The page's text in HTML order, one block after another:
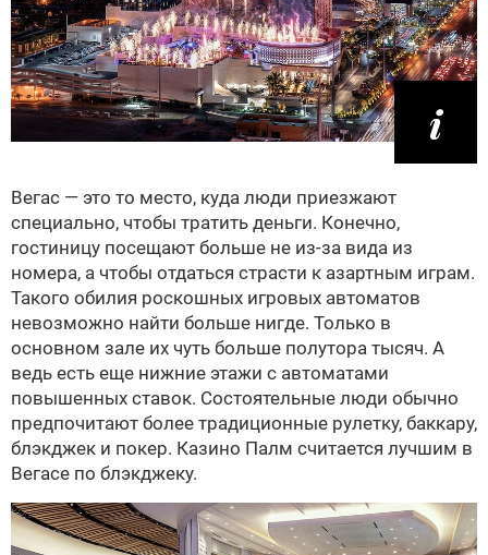
Вегас — это то место, куда люди приезжают
специально, чтобы тратить деньги. Конечно,
гостиницу посещают больше не из-за вида из
номера, а чтобы отдаться страсти к азартным играм.
Такого обилия роскошных игровых автоматов
невозможно найти больше нигде. Только в
основном зале их чуть больше полутора тысяч. А
ведь есть еще нижние этажи с автоматами
повышенных ставок. Состоятельные люди обычно
предпочитают более традиционные рулетку, баккару,
блэкджек и покер. Казино Палм считается лучшим в
Вегасе по блэкджеку.